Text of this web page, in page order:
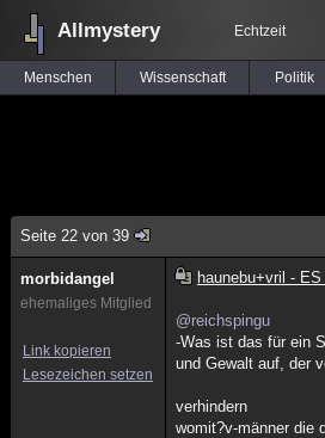
Allmystery Echtzeit
Menschen Wissenschaft Politik
Seite 22 von 39
morbidangel
ehemaliges Mitglied
Link kopieren
Lesezeichen setzen
haunebu+vril -
@reichspingu
-Was ist das für ein
und Gewalt auf, der
verhindern
womit?v-männer die